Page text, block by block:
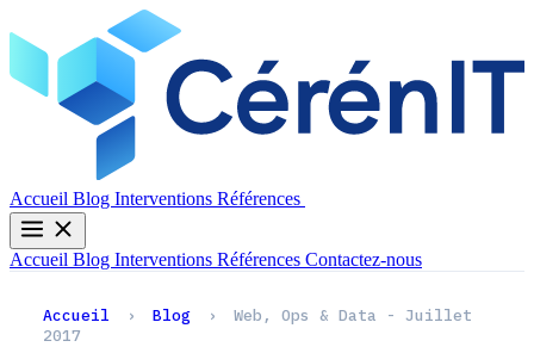
Accueil Blog Interventions Références
Accueil Blog Interventions Références Contactez-nous
Accueil › Blog ›
Web, Ops & Data - Juillet
2017